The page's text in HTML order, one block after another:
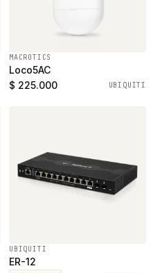
MACROTICS
Loco5AC
$ 225.000
UBIQUITI
UBIQUITI
ER-12